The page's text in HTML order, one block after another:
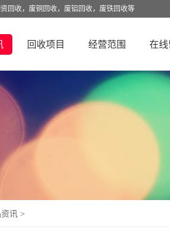
回收，废铜回收，废铝回收，废铁回收等
回收项目 经营范围 在
讯 >